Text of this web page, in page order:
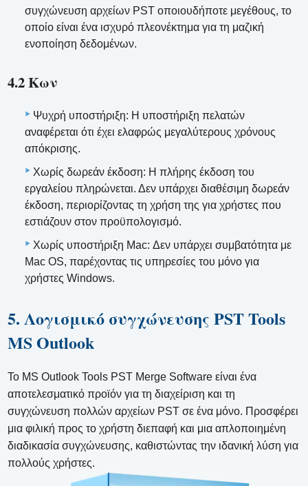
συγχώνευση αρχείων PST οποιουδήποτε μεγέθους, το
οποίο είναι ένα ισχυρό πλεονέκτημα για τη μαζική
ενοποίηση δεδομένων.
4.2 Κων
Ψυχρή υποστήριξη: Η υποστήριξη πελατών
αναφέρεται ότι έχει ελαφρώς μεγαλύτερους χρόνους
απόκρισης.
Χωρίς δωρεάν έκδοση: Η πλήρης έκδοση του
εργαλείου πληρώνεται. Δεν υπάρχει διαθέσιμη δωρεάν
έκδοση, περιορίζοντας τη χρήση της για χρήστες που
εστιάζουν στον προϋπολογισμό.
Χωρίς υποστήριξη Mac: Δεν υπάρχει συμβατότητα με
Mac OS, παρέχοντας τις υπηρεσίες του μόνο για
χρήστες Windows.
5. Λογισμικό συγχώνευσης PST Tools
MS Outlook
Το MS Outlook Tools PST Merge Software είναι ένα
αποτελεσματικό προϊόν για τη διαχείριση και τη
συγχώνευση πολλών αρχείων PST σε ένα μόνο. Προσφέρει
μια φιλική προς το χρήστη διεπαφή και μια απλοποιημένη
διαδικασία συγχώνευσης, καθιστώντας την ιδανική λύση για
πολλούς χρήστες.